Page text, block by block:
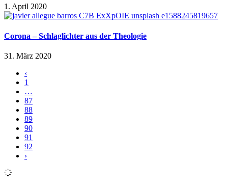
1. April 2020
Corona – Schlaglichter aus der Theologie
31. März 2020
‹
1
…
87
88
89
90
91
92
›